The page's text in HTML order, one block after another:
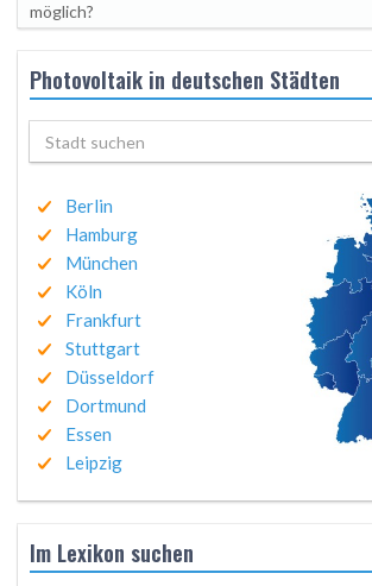
möglich?
Photovoltaik in deutschen Städten
Berlin
Hamburg
München
Köln
Frankfurt
Stuttgart
Düsseldorf
Dortmund
Essen
Leipzig
Im Lexikon suchen